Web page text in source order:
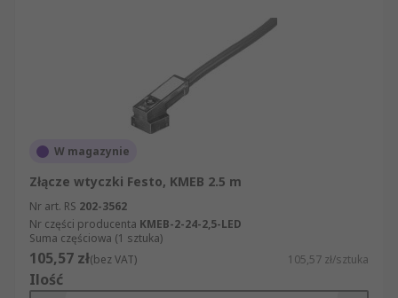
W magazynie
Złącze wtyczki Festo, KMEB 2.5 m
Nr art. RS 202-3562
Nr części producenta KMEB-2-24-2,5-LED
Suma częściowa (1 sztuka)
105,57 zł(bez VAT) 105,57 zł/sztuka
Ilość